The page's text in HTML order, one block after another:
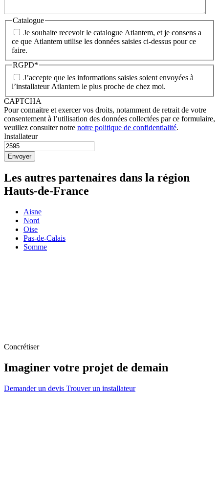
Catalogue
Je souhaite recevoir le catalogue Atlantem, et je consens a
ce que Atlantem utilise les données saisies ci-dessus pour ce
faire.
RGPD*
J’accepte que les informations saisies soient envoyées à
l’installateur Atlantem le plus proche de chez moi.
CAPTCHA
Pour connaitre et exercer vos droits, notamment de retrait de votre
consentement à l’utilisation des données collectées par ce formulaire,
veuillez consulter notre notre politique de confidentialité.
Installateur
Les autres partenaires dans la région
Hauts-de-France
Aisne
Nord
Oise
Pas-de-Calais
Somme
Concrétiser
Imaginer votre projet de demain
Demander un devis Trouver un installateur